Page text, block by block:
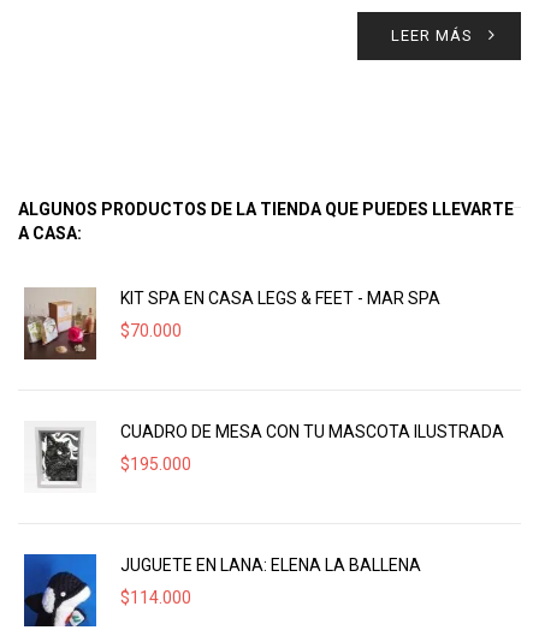
LEER MÁS
ALGUNOS PRODUCTOS DE LA TIENDA QUE PUEDES LLEVARTE
A CASA:
KIT SPA EN CASA LEGS & FEET - MAR SPA
$70.000
CUADRO DE MESA CON TU MASCOTA ILUSTRADA
$195.000
JUGUETE EN LANA: ELENA LA BALLENA
$114.000